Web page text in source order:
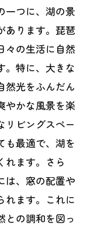
一つに、湖の景
あります。琵琶
々の生活に自然
。特に、大きな
然光をふんだん
やかな風景を楽
リビングスペー
も最適で、湖を
れます。さら
は、窓の配置や
れます。これに
との調和を図っ